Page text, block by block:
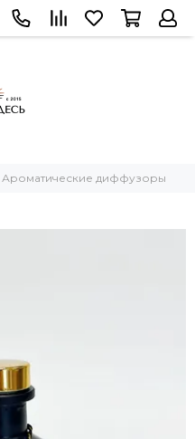
Ароматические диффузоры